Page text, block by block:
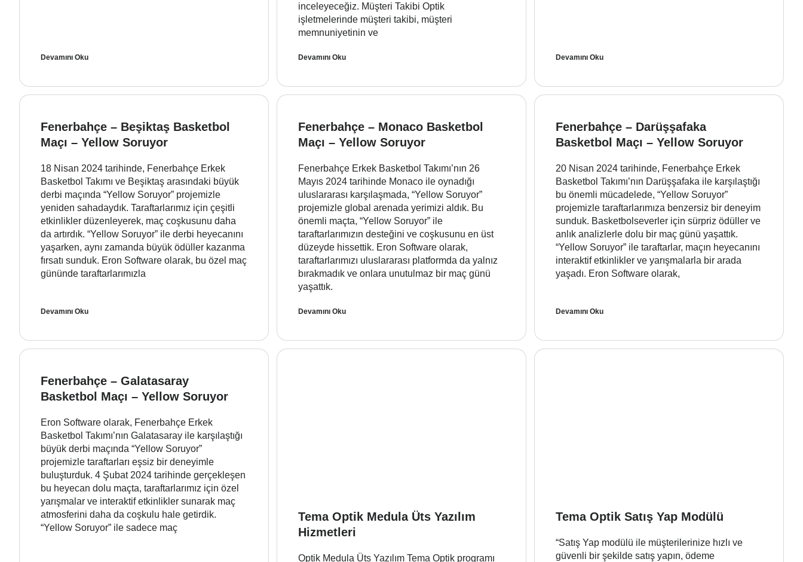
Devamını Oku
inceleyeceğiz. Müşteri Takibi Optik
işletmelerinde müşteri takibi, müşteri
memnuniyetinin ve
Devamını Oku Devamını Oku
Fenerbahçe – Beşiktaş Basketbol
Maçı – Yellow Soruyor
18 Nisan 2024 tarihinde, Fenerbahçe Erkek
Basketbol Takımı ve Beşiktaş arasındaki büyük
derbi maçında “Yellow Soruyor” projemizle
yeniden sahadaydık. Taraftarlarımız için çeşitli
etkinlikler düzenleyerek, maç coşkusunu daha
da artırdık. “Yellow Soruyor” ile derbi heyecanını
yaşarken, aynı zamanda büyük ödüller kazanma
fırsatı sunduk. Eron Software olarak, bu özel maç
gününde taraftarlarımızla
Devamını Oku
Fenerbahçe – Monaco Basketbol
Maçı – Yellow Soruyor
Fenerbahçe Erkek Basketbol Takımı’nın 26
Mayıs 2024 tarihinde Monaco ile oynadığı
uluslararası karşılaşmada, “Yellow Soruyor”
projemizle global arenada yerimizi aldık. Bu
önemli maçta, “Yellow Soruyor” ile
taraftarlarımızın desteğini ve coşkusunu en üst
düzeyde hissettik. Eron Software olarak,
taraftarlarımızı uluslararası platformda da yalnız
bırakmadık ve onlara unutulmaz bir maç günü
yaşattık.
Devamını Oku
Fenerbahçe – Darüşşafaka
Basketbol Maçı – Yellow Soruyor
20 Nisan 2024 tarihinde, Fenerbahçe Erkek
Basketbol Takımı’nın Darüşşafaka ile karşılaştığı
bu önemli mücadelede, “Yellow Soruyor”
projemizle taraftarlarımıza benzersiz bir deneyim
sunduk. Basketbolseverler için sürpriz ödüller ve
anlık analizlerle dolu bir maç günü yaşattık.
“Yellow Soruyor” ile taraftarlar, maçın heyecanını
interaktif etkinlikler ve yarışmalarla bir arada
yaşadı. Eron Software olarak,
Devamını Oku
Fenerbahçe – Galatasaray
Basketbol Maçı – Yellow Soruyor
Eron Software olarak, Fenerbahçe Erkek
Basketbol Takımı’nın Galatasaray ile karşılaştığı
büyük derbi maçında “Yellow Soruyor”
projemizle taraftarları eşsiz bir deneyimle
buluşturduk. 4 Şubat 2024 tarihinde gerçekleşen
bu heyecan dolu maçta, taraftarlarımız için özel
yarışmalar ve interaktif etkinlikler sunarak maç
atmosferini daha da coşkulu hale getirdik.
“Yellow Soruyor” ile sadece maç
Tema Optik Medula Üts Yazılım
Hizmetleri
Optik Medula Üts Yazılım Tema Optik programı
Tema Optik Satış Yap Modülü
“Satış Yap modülü ile müşterilerinize hızlı ve
güvenli bir şekilde satış yapın, ödeme